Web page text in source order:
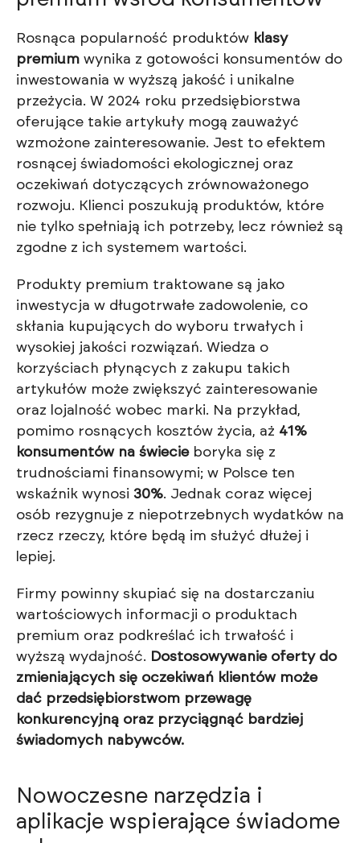
Rosnąca popularność produktów klasy
premium wynika z gotowości konsumentów do
inwestowania w wyższą jakość i unikalne
przeżycia. W 2024 roku przedsiębiorstwa
oferujące takie artykuły mogą zauważyć
wzmożone zainteresowanie. Jest to efektem
rosnącej świadomości ekologicznej oraz
oczekiwań dotyczących zrównoważonego
rozwoju. Klienci poszukują produktów, które
nie tylko spełniają ich potrzeby, lecz również są
zgodne z ich systemem wartości.
Produkty premium traktowane są jako
inwestycja w długotrwałe zadowolenie, co
skłania kupujących do wyboru trwałych i
wysokiej jakości rozwiązań. Wiedza o
korzyściach płynących z zakupu takich
artykułów może zwiększyć zainteresowanie
oraz lojalność wobec marki. Na przykład,
pomimo rosnących kosztów życia, aż 41%
konsumentów na świecieboryka się z
trudnościami finansowymi; w Polsce ten
wskaźnik wynosi 30%. Jednak coraz więcej
osób rezygnuje z niepotrzebnych wydatków na
rzecz rzeczy, które będą im służyć dłużej i
lepiej.
Firmy powinny skupiać się na dostarczaniu
wartościowych informacji o produktach
premium oraz podkreślać ich trwałość i
wyższą wydajność. Dostosowywanie oferty do
zmieniających się oczekiwań klientów może
dać przedsiębiorstwom przewagę
konkurencyjną oraz przyciągnąć bardziej
świadomych nabywców.
Nowoczesne narzędzia i
aplikacje wspierające świadome